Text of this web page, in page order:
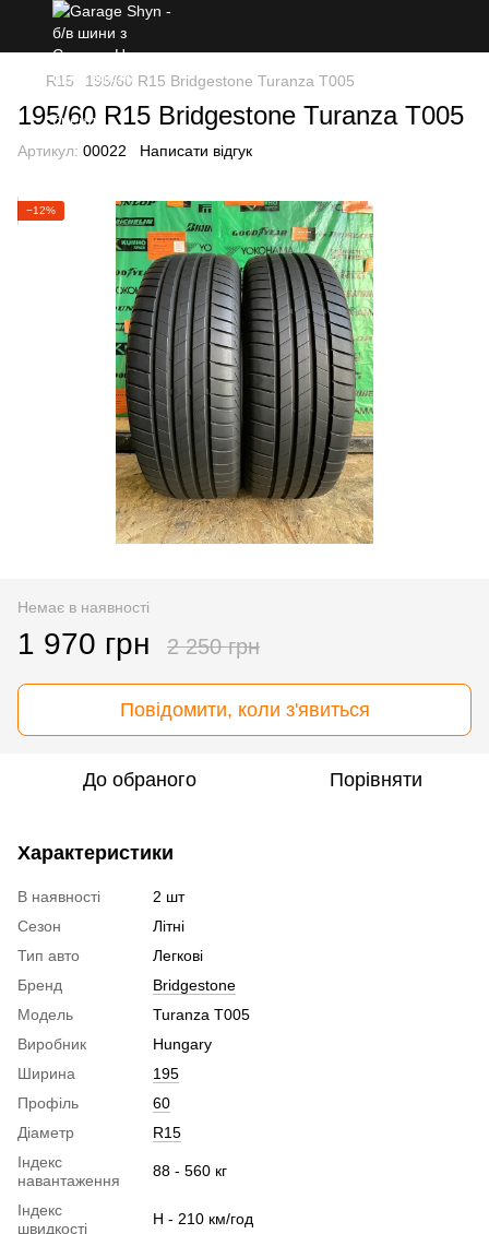
R15 195/60 R15 Bridgestone Turanza T005
195/60 R15 Bridgestone Turanza T005
Артикул: 00022 Написати відгук
−12%
Немає в наявності
1 970 грн 2 250 грн
Повідомити, коли з'явиться
До обраного Порівняти
Характеристики
В наявності
2 шт
Сезон
Літні
Тип авто
Легкові
Бренд
Bridgestone
Модель
Turanza T005
Виробник
Hungary
Ширина
195
Профіль
60
Діаметр
R15
Індекс
навантаження
88 - 560 кг
Індекс
швидкості
H - 210 км/год